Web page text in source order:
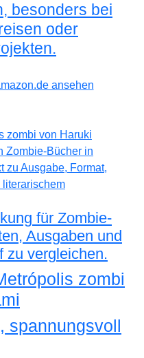
besonders bei
oder
ansehen
für Zombie-
Ausgaben und
zu vergleichen.
zombi
spannungsvoll